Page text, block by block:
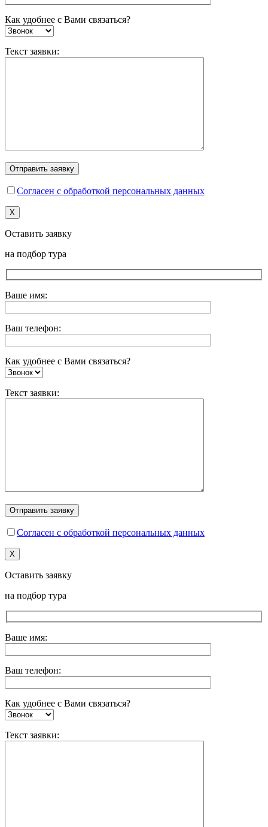
Как удобнее с Вами связаться?
Текст заявки:
Согласен с обработкой персональных данных
X
Оставить заявку
на подбор тура
Ваше имя:
Ваш телефон:
Как удобнее с Вами связаться?
Текст заявки:
Согласен с обработкой персональных данных
X
Оставить заявку
на подбор тура
Ваше имя:
Ваш телефон:
Как удобнее с Вами связаться?
Текст заявки: